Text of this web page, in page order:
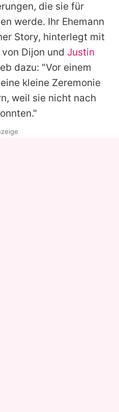
die sie für
werde. Ihr Ehemann
Story, hinterlegt mit
Dijon und Justin
dazu: "Vor einem
kleine Zeremonie
weil sie nicht nach